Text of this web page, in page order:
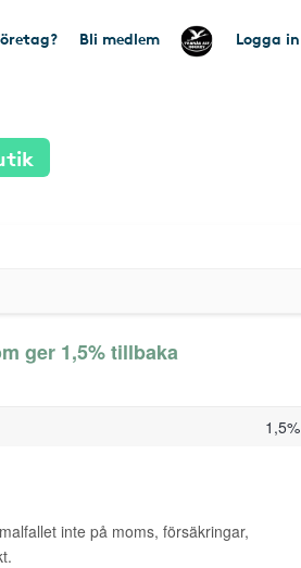
Bli medlem Logga in
ger 1,5% tillbaka
1,5%
inte på moms, försäkringar,